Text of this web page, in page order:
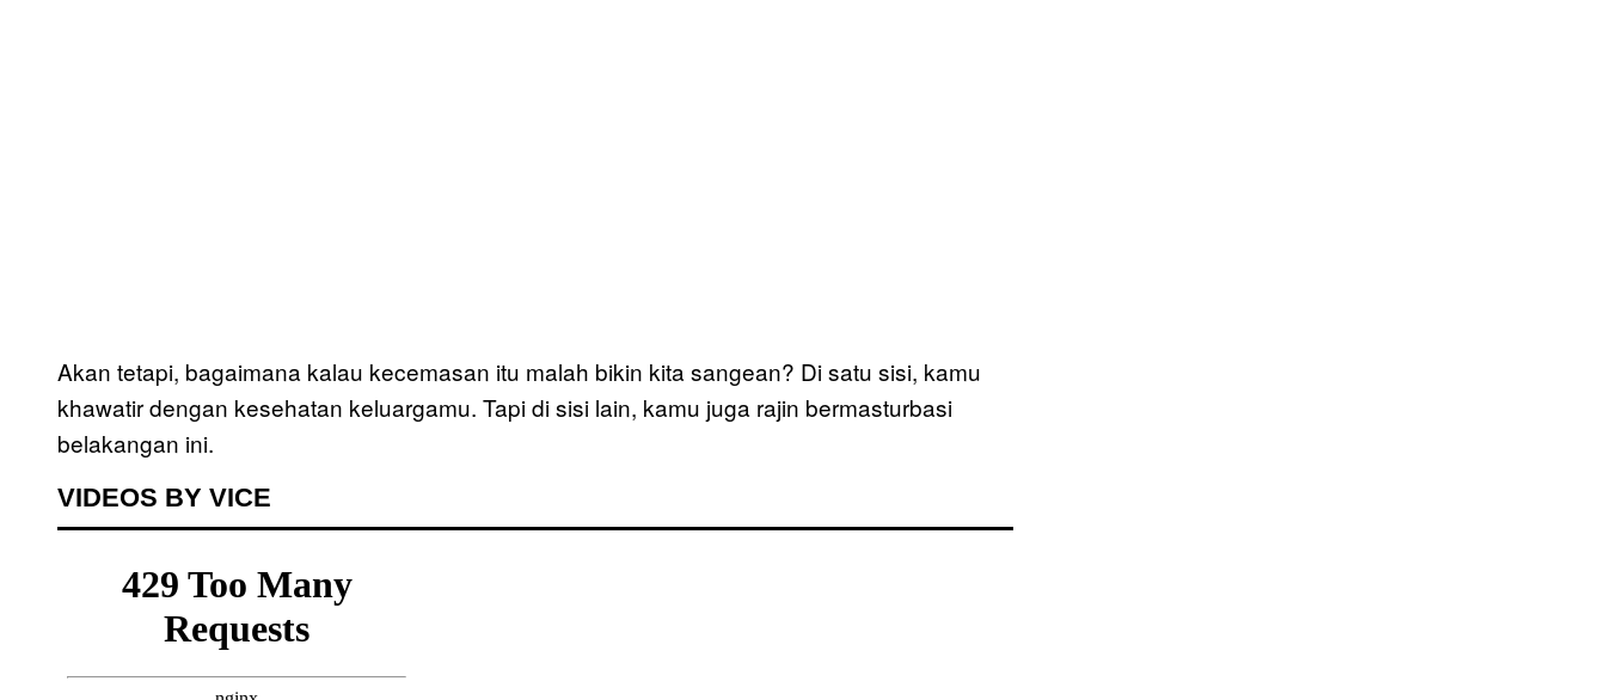
Akan tetapi, bagaimana kalau kecemasan itu malah bikin kita sangean? Di satu sisi, kamu
khawatir dengan kesehatan keluargamu. Tapi di sisi lain, kamu juga rajin bermasturbasi
belakangan ini.
VIDEOS BY VICE